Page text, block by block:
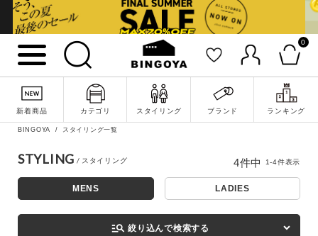
0
新着商品 カテゴリ スタイリング ブランド ランキング
詳細検索
BINGOYA スタイリング一覧
STYLING
MENS LADIES
manage_search 絞り込んで検索する
4件中 1-4件表示